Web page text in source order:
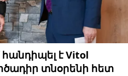
է Vitol
տնօրենի հետ